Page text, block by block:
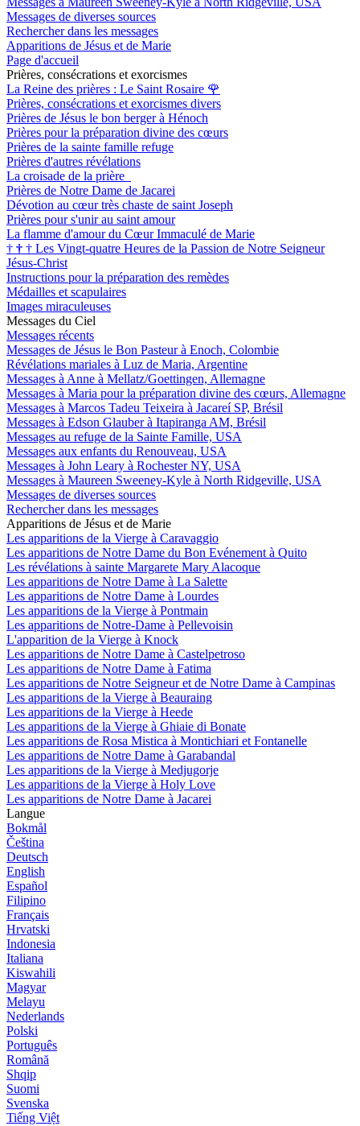
Messages de diverses sources
Rechercher dans les messages
Apparitions de Jésus et de Marie
Page d'accueil
Prières, consécrations et exorcismes
La Reine des prières : Le Saint Rosaire 🌹
Prières, consécrations et exorcismes divers
Prières de Jésus le bon berger à Hénoch
Prières pour la préparation divine des cœurs
Prières de la sainte famille refuge
Prières d'autres révélations
La croisade de la prière
Prières de Notre Dame de Jacarei
Dévotion au cœur très chaste de saint Joseph
Prières pour s'unir au saint amour
La flamme d'amour du Cœur Immaculé de Marie
† † † Les Vingt-quatre Heures de la Passion de Notre Seigneur
Jésus-Christ
Instructions pour la préparation des remèdes
Médailles et scapulaires
Images miraculeuses
Messages du Ciel
Messages récents
Messages de Jésus le Bon Pasteur à Enoch, Colombie
Révélations mariales à Luz de Maria, Argentine
Messages à Anne à Mellatz/Goettingen, Allemagne
Messages à Maria pour la préparation divine des cœurs, Allemagne
Messages à Marcos Tadeu Teixeira à Jacareí SP, Brésil
Messages à Edson Glauber à Itapiranga AM, Brésil
Messages au refuge de la Sainte Famille, USA
Messages aux enfants du Renouveau, USA
Messages à John Leary à Rochester NY, USA
Messages à Maureen Sweeney-Kyle à North Ridgeville, USA
Messages de diverses sources
Rechercher dans les messages
Apparitions de Jésus et de Marie
Les apparitions de la Vierge à Caravaggio
Les apparitions de Notre Dame du Bon Evénement à Quito
Les révélations à sainte Margarete Mary Alacoque
Les apparitions de Notre Dame à La Salette
Les apparitions de Notre Dame à Lourdes
Les apparitions de la Vierge à Pontmain
Les apparitions de Notre-Dame à Pellevoisin
L'apparition de la Vierge à Knock
Les apparitions de Notre Dame à Castelpetroso
Les apparitions de Notre Dame à Fatima
Les apparitions de Notre Seigneur et de Notre Dame à Campinas
Les apparitions de la Vierge à Beauraing
Les apparitions de la Vierge à Heede
Les apparitions de la Vierge à Ghiaie di Bonate
Les apparitions de Rosa Mistica à Montichiari et Fontanelle
Les apparitions de Notre Dame à Garabandal
Les apparitions de la Vierge à Medjugorje
Les apparitions de la Vierge à Holy Love
Les apparitions de Notre Dame à Jacarei
Langue
Bokmål
Čeština
Deutsch
English
Español
Filipino
Français
Hrvatski
Indonesia
Italiana
Kiswahili
Magyar
Melayu
Nederlands
Polski
Português
Română
Shqip
Suomi
Svenska
Tiếng Việt